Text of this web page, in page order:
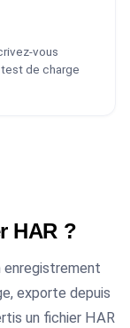
vous
de charge
HAR ?
enregistrement
exporte depuis
un fichier HAR